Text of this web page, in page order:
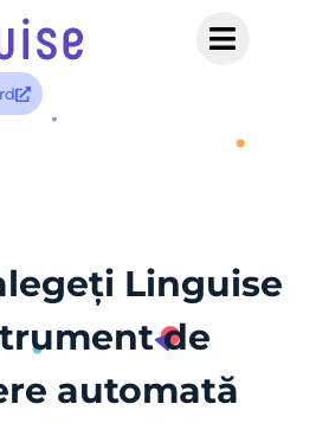
Linguise
de
automată